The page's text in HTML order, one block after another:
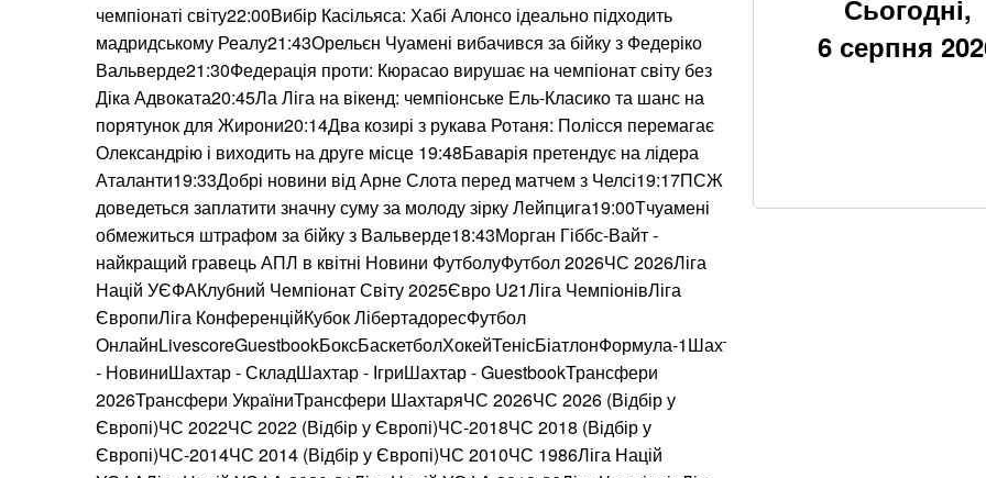
чемпіонаті світу22:00Вибір Касільяса: Хабі Алонсо ідеально підходить
мадридському Реалу21:43Орельєн Чуамені вибачився за бійку з Федеріко
Вальверде21:30Федерація проти: Кюрасао вирушає на чемпіонат світу без
Діка Адвоката20:45Ла Ліга на вікенд: чемпіонське Ель-Класико та шанс на
порятунок для Жирони20:14Два козирі з рукава Ротаня: Полісся перемагає
Олександрію і виходить на друге місце 19:48Баварія претендує на лідера
Аталанти19:33Добрі новини від Арне Слота перед матчем з Челсі19:17ПСЖ
доведеться заплатити значну суму за молоду зірку Лейпцига19:00Тчуамені
обмежиться штрафом за бійку з Вальверде18:43Морган Гіббс-Вайт -
найкращий гравець АПЛ в квітні Новини ФутболуФутбол 2026ЧС 2026Ліга
Націй УЄФАКлубний Чемпіонат Світу 2025Євро U21Ліга ЧемпіонівЛіга
ЄвропиЛіга КонференційКубок ЛібертадоресФутбол
ОнлайнLivescoreGuestbookБоксБаскетболХокейТенісБіатлонФормула-1Шахтар
- НовиниШахтар - СкладШахтар - ІгриШахтар - GuestbookТрансфери
2026Трансфери УкраїниТрансфери ШахтаряЧС 2026ЧС 2026 (Відбір у
Європі)ЧС 2022ЧС 2022 (Відбір у Європі)ЧС-2018ЧС 2018 (Відбір у
Європі)ЧС-2014ЧС 2014 (Відбір у Європі)ЧС 2010ЧС 1986Ліга Націй
Залучили авіацію
локалізували всі
Як отримати
Зеленський
Сьогодні,
6 серпня